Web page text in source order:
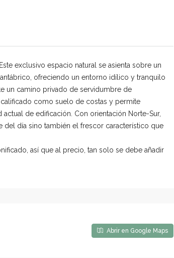
exclusivo espacio natural se asienta sobre un
ofreciendo un entorno idílico y tranquilo
un camino privado de servidumbre de
como suelo de costas y permite
de edificación. Con orientación Norte-Sur,
día sino también el frescor característico que
así que al precio, tan solo se debe añadir
Abrir en Google Maps